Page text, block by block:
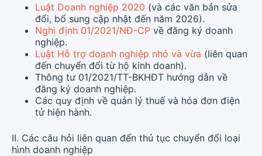
Luật Doanh nghiệp 2020 (và các văn bản sửa
đổi, bổ sung cập nhật đến năm 2026).
Nghị định 01/2021/NĐ-CP về đăng ký doanh
nghiệp.
Luật Hỗ trợ doanh nghiệp nhỏ và vừa (liên quan
đến chuyển đổi từ hộ kinh doanh).
Thông tư 01/2021/TT-BKHĐT hướng dẫn về
đăng ký doanh nghiệp.
Các quy định về quản lý thuế và hóa đơn điện
tử hiện hành.
II. Các câu hỏi liên quan đến thủ tục chuyển đổi loại
hình doanh nghiệp